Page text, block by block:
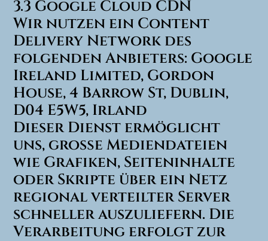
3.3 Google Cloud CDN
Wir nutzen ein Content
Delivery Network des
folgenden Anbieters: Google
Ireland Limited, Gordon
House, 4 Barrow St, Dublin,
D04 E5W5, Irland
Dieser Dienst ermöglicht
uns, große Mediendateien
wie Grafiken, Seiteninhalte
oder Skripte über ein Netz
regional verteilter Server
schneller auszuliefern. Die
Verarbeitung erfolgt zur